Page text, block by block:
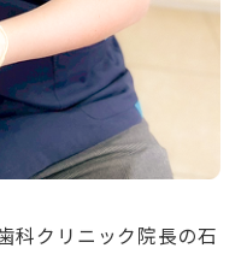
科クリニック院長の石